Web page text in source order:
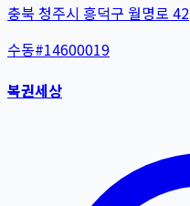
충북 청주시 흥덕구 월명로 42
수동#14600019
복권세상